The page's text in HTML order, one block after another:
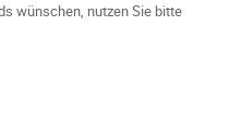
wünschen, nutzen Sie bitte